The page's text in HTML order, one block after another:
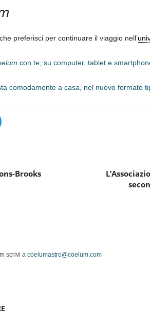
preferisci per continuare il viaggio nell’
con te, su computer, tablet e
comodamente a casa, nel nuovo formato
Brooks
scrivi a coelumastro@coelum.com